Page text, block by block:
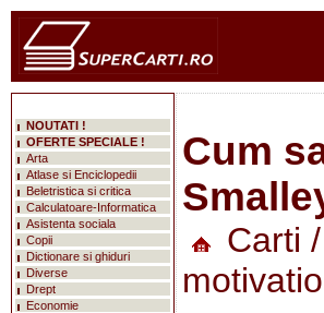
Cum
Carti /
NOUTATI !
OFERTE SPECIALE !
Arta
Atlase si Enciclopedii
Beletristica si critica
Calculatoare-Informatica
Asistenta sociala
Copii
Dictionare si ghiduri
Diverse
Drept
Economie